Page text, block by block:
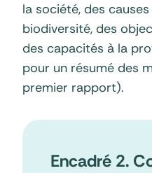
la société, des
biodiversité, des
des capacités à la
pour un résumé des
premier rapport).
Encadré 2.